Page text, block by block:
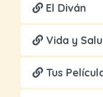
El Diván
Vida y
Tus